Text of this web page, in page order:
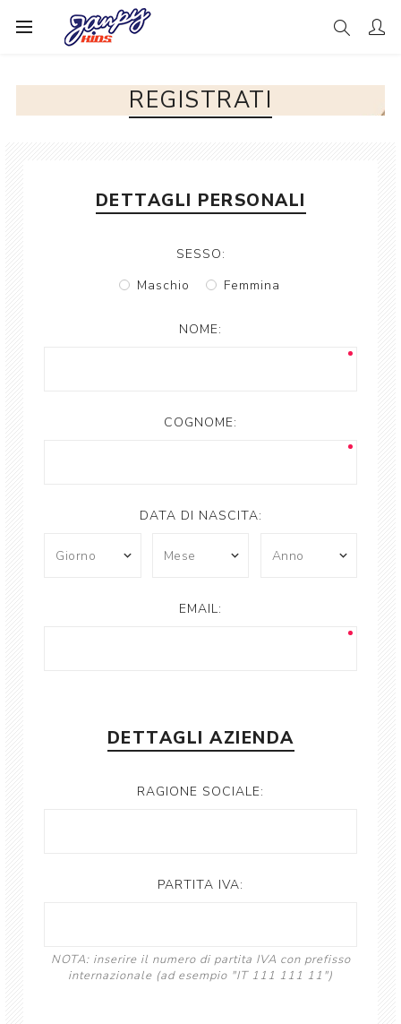
REGISTRATI
DETTAGLI PERSONALI
SESSO:
Maschio
Femmina
NOME:
COGNOME:
DATA DI NASCITA:
EMAIL:
DETTAGLI AZIENDA
RAGIONE SOCIALE:
PARTITA IVA:
NOTA: inserire il numero di partita IVA con prefisso
internazionale (ad esempio "IT 111 111 11")